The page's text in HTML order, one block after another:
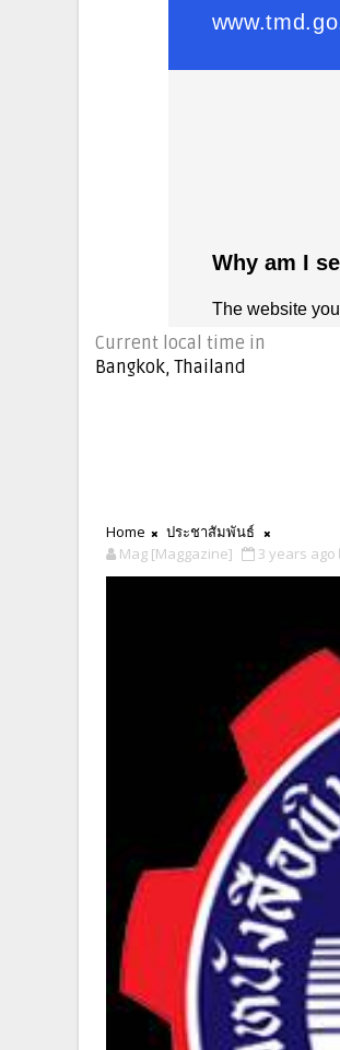
Current local time in
Bangkok, Thailand
Home
ประชาสัมพันธ์
Mag [Maggazine]
3 years ago